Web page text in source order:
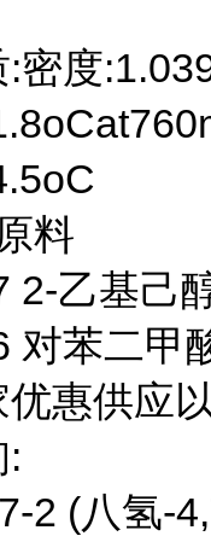
密度
料
2-乙基己
对苯二甲
惠供应
2 (八氢-